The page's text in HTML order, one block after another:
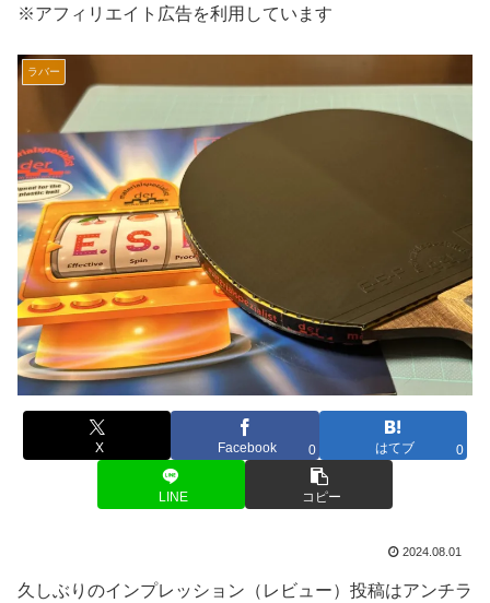
※アフィリエイト広告を利用しています
ラバー
X Facebook 0 はてブ 0
LINE コピー
2024.08.01
久しぶりのインプレッション（レビュー）投稿はアンチラ